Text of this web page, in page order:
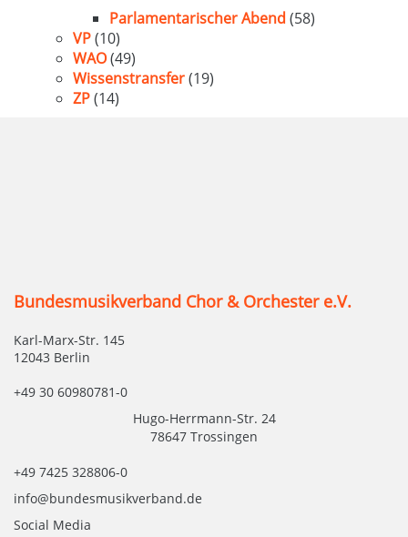
Parlamentarischer Abend (58)
VP(10)
WAO(49)
Wissenstransfer(19)
ZP(14)
Bundesmusikverband Chor & Orchester e.V.
Karl-Marx-Str. 145
12043 Berlin
+49 30 60980781-0
Hugo-Herrmann-Str. 24
78647 Trossingen
+49 7425 328806-0
info@bundesmusikverband.de
Social Media